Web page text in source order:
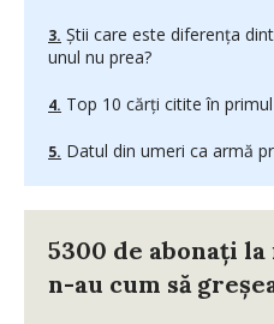
Știi care este diferența
unul nu prea?
Top 10 cărți citite în
Datul din umeri ca armă
5300 de abonați
n-au cum să